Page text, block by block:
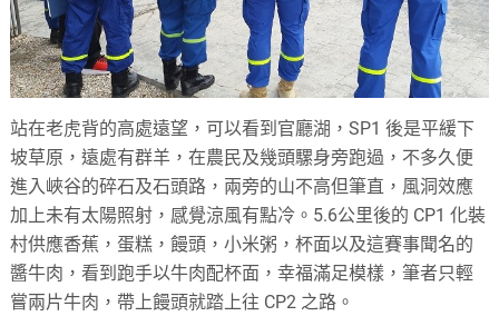
站在老虎背的高處遠望，可以看到官廳湖，SP1 後是平緩下
坡草原，遠處有群羊，在農民及幾頭騾身旁跑過，不多久便
進入峽谷的碎石及石頭路，兩旁的山不高但筆直，風洞效應
加上未有太陽照射，感覺涼風有點冷。5.6公里後的 CP1 化裝
村供應香蕉，蛋糕，饅頭，小米粥，杯面以及這賽事聞名的
醬牛肉，看到跑手以牛肉配杯面，幸福滿足模樣，筆者只輕
嘗兩片牛肉，帶上饅頭就踏上往 CP2 之路。